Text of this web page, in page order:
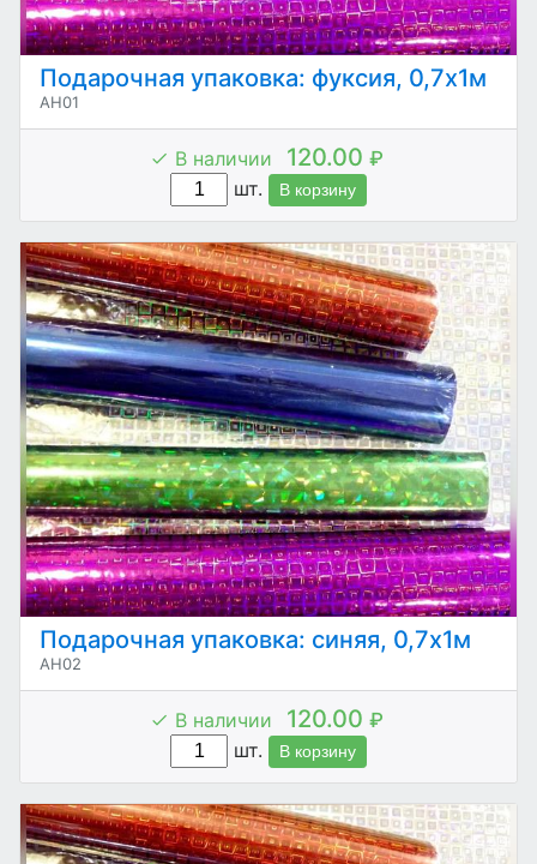
Подарочная упаковка: фуксия, 0,7х1м
AH01
В наличии 120.00 ₽
шт.
В корзину
Подарочная упаковка: синяя, 0,7х1м
AH02
В наличии 120.00 ₽
шт.
В корзину